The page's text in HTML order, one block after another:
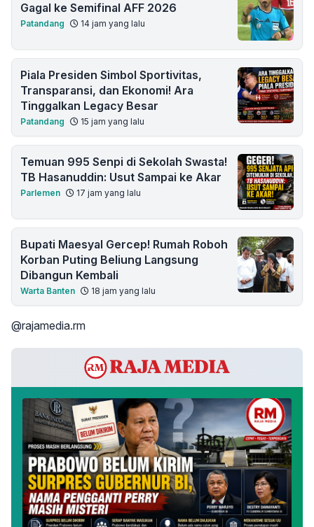
Gagal ke Semifinal AFF 2026
Patandang 14 jam yang lalu
Piala Presiden Simbol Sportivitas,
Transparansi, dan Ekonomi! Ara
Tinggalkan Legacy Besar
Patandang 15 jam yang lalu
Temuan 995 Senpi di Sekolah Swasta!
TB Hasanuddin: Usut Sampai ke Akar
Parlemen 17 jam yang lalu
Bupati Maesyal Gercep! Rumah Roboh
Korban Puting Beliung Langsung
Dibangun Kembali
Warta Banten 18 jam yang lalu
@rajamedia.rm